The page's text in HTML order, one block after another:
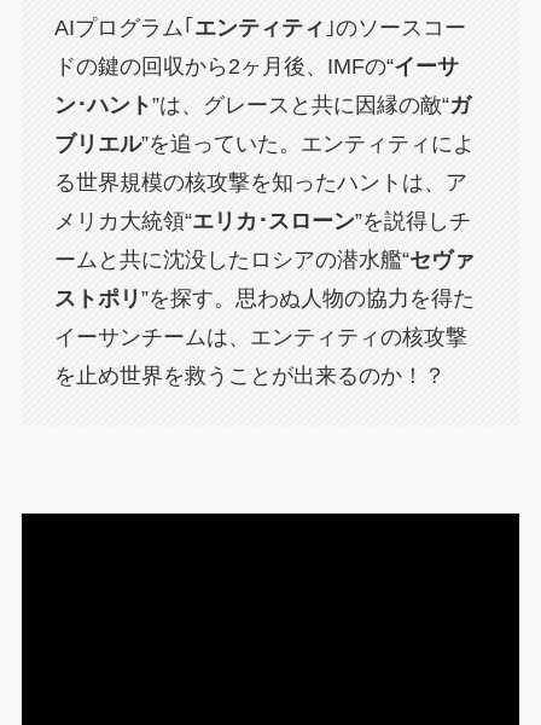
AIプログラム｢ エンティティ ｣のソースコー
ドの鍵の回収から2ヶ月後、IMFの“イーサ
ン･ハント”は、グレースと共に因縁の敵“ガ
ブリエル”を追っていた。エンティティによ
る世界規模の核攻撃を知ったハントは、ア
メリカ大統領“エリカ･スローン”を説得しチ
ームと共に沈没したロシアの潜水艦“セヴァ
ストポリ ”を探す。思わぬ人物の協力を得た
イーサンチームは、エンティティの核攻撃
を止め世界を救うことが出来るのか！？